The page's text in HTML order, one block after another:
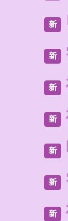
新
新
新
新
新
新
新